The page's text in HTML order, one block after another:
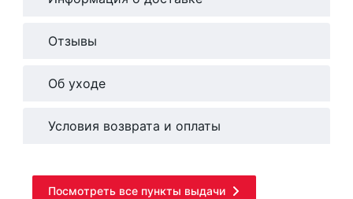
Отзывы
Об уходе
Условия возврата и оплаты
Посмотреть все пункты выдачи